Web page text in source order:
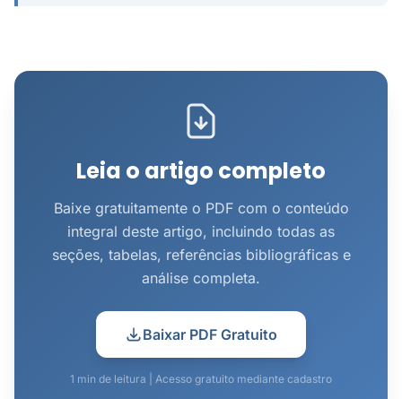
Leia o artigo completo
Baixe gratuitamente o PDF com o conteúdo
integral deste artigo, incluindo todas as
seções, tabelas, referências bibliográficas e
análise completa.
Baixar PDF Gratuito
1 min de leitura | Acesso gratuito mediante cadastro